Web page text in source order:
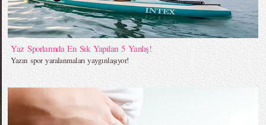
Yaz Sporlarında En Sık Yapılan 5 Yanlış!
Yazın spor yaralanmaları yaygınlaşıyor!